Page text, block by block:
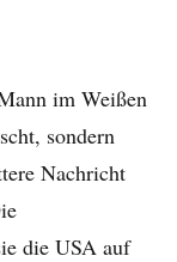
im Weißen
sondern
Nachricht
die USA auf